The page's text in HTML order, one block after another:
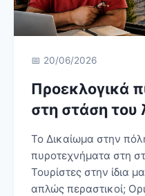
📅 20/06/2026
Προεκλογικά
στη στάση του
Το Δικαίωμα στην
πυροτεχνήματα στη
Τουρίστες στην ίδια
απλώς περαστικοί;